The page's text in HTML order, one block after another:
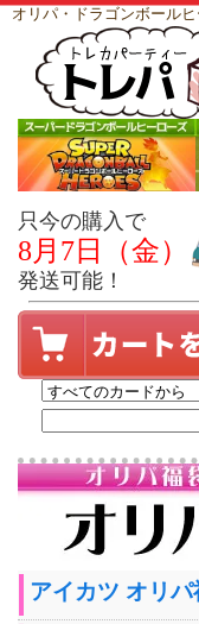
オリパ・ドラゴンボール
只今の購入で
8月7日（金）
発送可能！
アイカツ オリパ